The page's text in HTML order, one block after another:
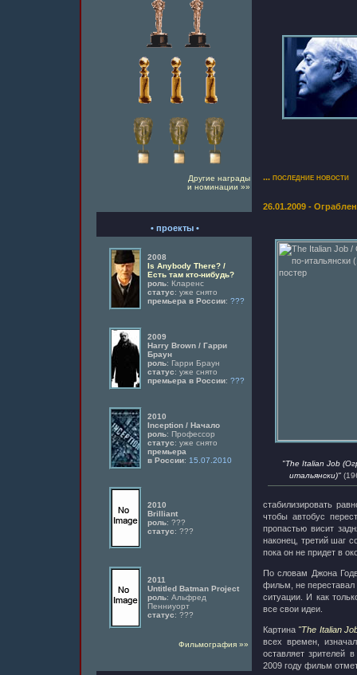
Другие награды
и номинации »»
• проекты •
2008
Is Anybody There? /
Есть там кто-нибудь?
роль: Кларенс
статус: уже снято
премьера в России: ???
2009
Harry Brown / Гарри
Браун
роль: Гарри Браун
статус: уже снято
премьера в России: ???
2010
Inception / Начало
роль: Профессор
статус: уже снято
премьера
в России: 15.07.2010
2010
Brilliant
роль: ???
статус: ???
2011
Untitled Batman Project
роль: Альфред
Пенниуорт
статус: ???
Фильмография »»
... последние новости
26.01.2009 -
"The Italian Job
итальянски)"
стабилизировать
чтобы автобус
пропастью висит
наконец, третий шаг
пока он не придет в
По словам Джона
фильм, не переставал
ситуации. И как
все свои идеи.
Картина "The Italian
всех времен,
оставляет зрителей
2009 году фильм